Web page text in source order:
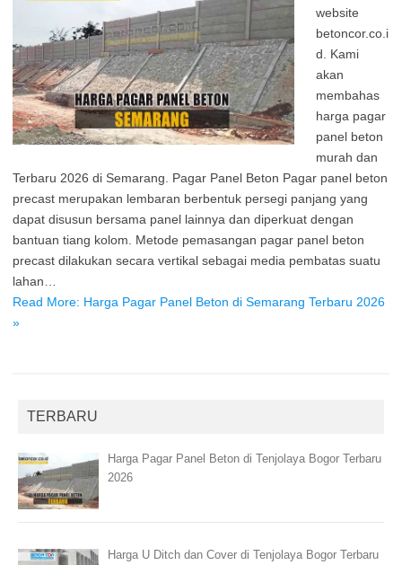
website
betoncor.co.i
d. Kami
akan
membahas
harga pagar
panel beton
murah dan
Terbaru 2026 di Semarang. Pagar Panel Beton Pagar panel beton
precast merupakan lembaran berbentuk persegi panjang yang
dapat disusun bersama panel lainnya dan diperkuat dengan
bantuan tiang kolom. Metode pemasangan pagar panel beton
precast dilakukan secara vertikal sebagai media pembatas suatu
lahan…
Read More: Harga Pagar Panel Beton di Semarang Terbaru 2026
»
TERBARU
Harga Pagar Panel Beton di Tenjolaya Bogor Terbaru
2026
Harga U Ditch dan Cover di Tenjolaya Bogor Terbaru